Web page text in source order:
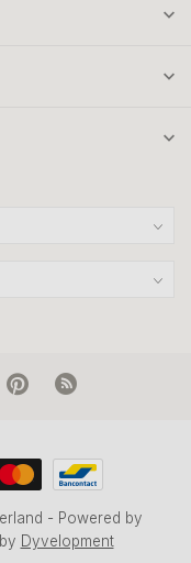
- Powered by
by Dyvelopment